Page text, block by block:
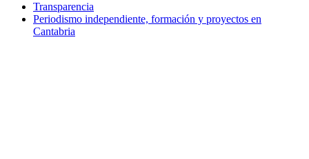
Transparencia
Periodismo independiente, formación y proyectos en
Cantabria